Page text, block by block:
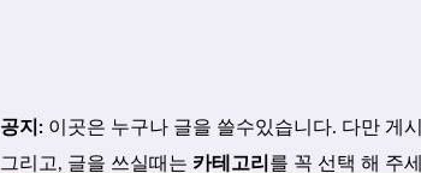
공지:이곳은 누구나 글을 쓸수있습니다. 다만 게
그리고, 글을 쓰실때는 카테고리 를 꼭 선택 해 주